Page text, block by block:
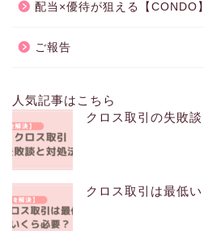
配当×優待が狙える【CONDO
ご報告
人気記事はこちら
クロス取引の失敗
クロス取引は最低